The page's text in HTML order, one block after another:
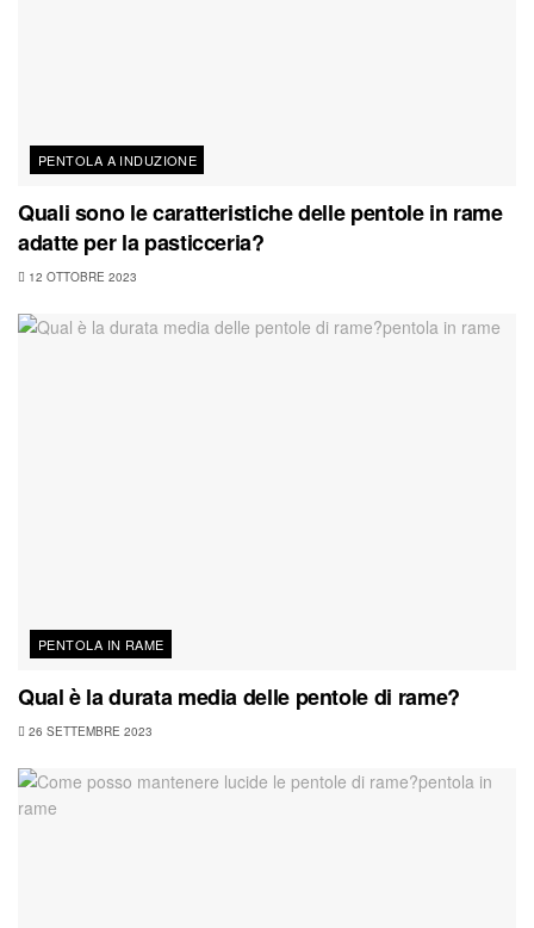
PENTOLA A INDUZIONE
Quali sono le caratteristiche delle pentole in rame
adatte per la pasticceria?
12 OTTOBRE 2023
PENTOLA IN RAME
Qual è la durata media delle pentole di rame?
26 SETTEMBRE 2023